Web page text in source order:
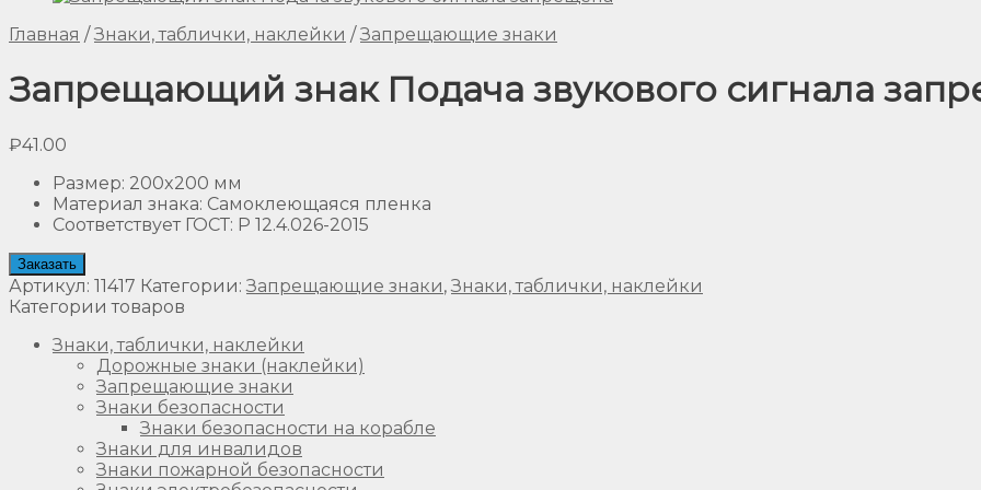
Главная / Знаки, таблички, наклейки / Запрещающие знаки
Запрещающий знак Подача звукового сигнала
₽41.00
Размер: 200x200 мм
Материал знака: Самоклеющаяся пленка
Соответствует ГОСТ: Р 12.4.026-2015
Заказать
Артикул: 11417 Категории:Запрещающие знаки,Знаки, таблички, наклейки
Категории товаров
Знаки, таблички, наклейки
Дорожные знаки (наклейки)
Запрещающие знаки
Знаки безопасности
Знаки безопасности на корабле
Знаки для инвалидов
Знаки пожарной безопасности